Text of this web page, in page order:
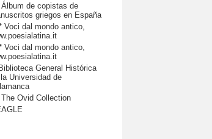
de copistas de
griegos en España
Voci dal mondo antico,
Voci dal mondo antico,
General Histórica
Universidad de
Ovid Collection